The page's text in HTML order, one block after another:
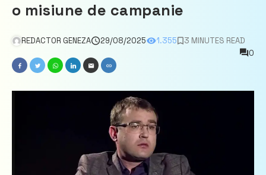
o misiune de campanie
REDACTOR GENEZA 29/08/2025 1.355
3 MINUTES READ
0